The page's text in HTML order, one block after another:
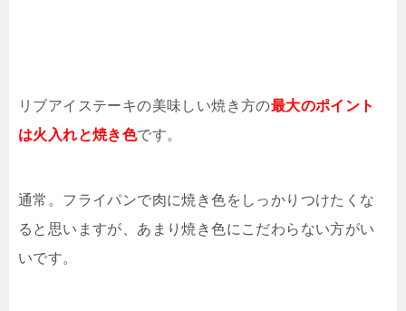
リブアイステーキの美味しい焼き方の最大のポイント
は火入れと焼き色です。
通常。フライパンで肉に焼き色をしっかりつけたくな
ると思いますが、あまり焼き色にこだわらない方がい
いです。